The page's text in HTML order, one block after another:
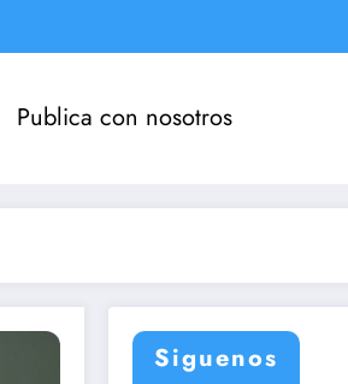
Publica con nosotros
Siguenos